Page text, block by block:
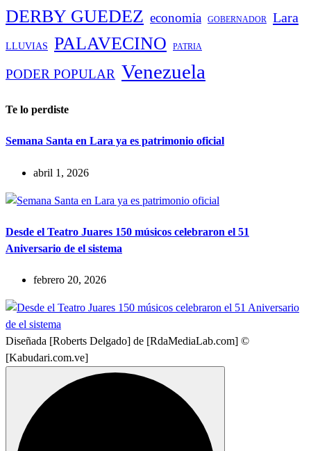
DERBY GUEDEZ economia GOBERNADOR Lara
LLUVIAS PALAVECINO PATRIA
PODER POPULAR Venezuela
Te lo perdiste
Semana Santa en Lara ya es patrimonio oficial
abril 1, 2026
Desde el Teatro Juares 150 músicos celebraron el 51
Aniversario de el sistema
febrero 20, 2026
Diseñada [Roberts Delgado] de [RdaMediaLab.com] ©
[Kabudari.com.ve]